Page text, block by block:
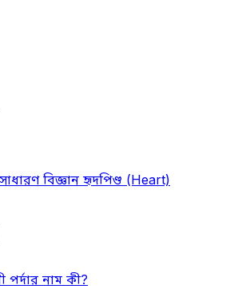
সাধারণ বিজ্ঞান হৃদপিণ্ড (Heart)
নাম কী?